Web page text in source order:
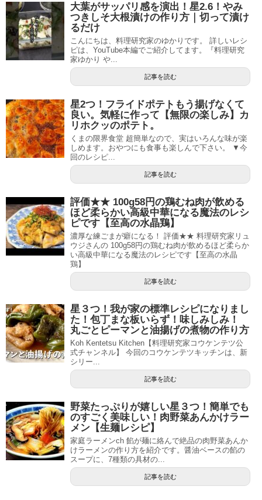
大葉がサッパリ感を演出！星2.6！やみ
つきしそ大根漬けの作り方｜切って漬け
るだけ
こんにちは、料理研究家のゆかりです。 詳しいレシ
ピは、YouTube本編でご紹介してます。『料理研究
家ゆかり や...
記事を読む
星2つ！フライドポテトもう揚げなくて
良い。気軽に作って【無限の楽しみ】カ
リホクッのポテト。
くまの限界食堂 超簡単なので、実はいろんな味が楽
しめます。おやつにも食事も楽しんで下さい。 ▼今
回のレシピ...
記事を読む
評価★★ 100g58円の鶏むね肉が飲める
ほど柔らかい高級中華になる魔法のレシ
ピです【至高の水晶鶏】
濃厚な練ごまが癖になる！ 評価★★ 料理研究家リュ
ウジさんの 100g58円の鶏むね肉が飲めるほど柔らか
い高級中華になる魔法のレシピです【至高の水晶
鶏】
記事を読む
星３つ！我が家の標準レシピになりまし
た！包丁まな板いらず！味しみしみ！
丸ごとピーマンと油揚げの煮物の作り方
Koh Kentetsu Kitchen【料理研究家コウケンテツ公
式チャンネル】 今回のコウケンテツキッチンは、新
シリー...
記事を読む
野菜たっぷりが嬉しい星３つ！簡単でも
のすごく美味しい！肉野菜あんかけラー
メン【生麺レシピ】
家庭ラーメンch 餡が麺に絡んで絶品の肉野菜あんか
けラーメンの作り方を紹介です。醤油ベースの餡の
スープに、7種類の具材の...
記事を読む